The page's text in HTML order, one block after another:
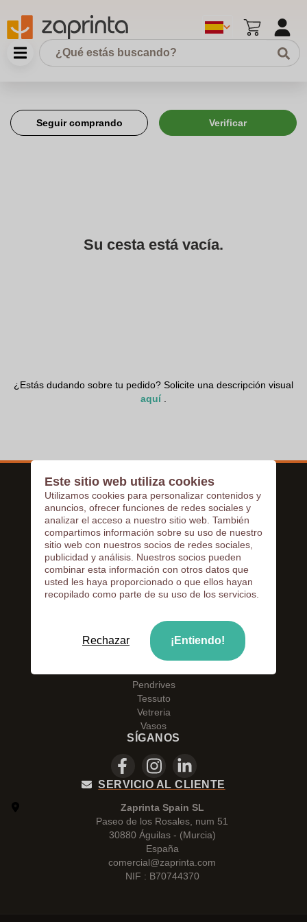
Seguir comprando Verificar
Su cesta está vacía.
¿Estás dudando sobre tu pedido? Solicite una descripción visual
aquí
SERVICIOS DE ZAPRINTA
INFORMACIÓN
Ofertas empleo
Quienes somos ?
Términos y condiciones de venta
Disclaimer & Copyright
Menciones legales
Galletas
CATEGORÍAS
Botellas
Pendrives
Tessuto
Vetreria
Vasos
SÍGANOS
SERVICIO AL CLIENTE
Zaprinta Spain SL
Paseo de los Rosales, num 51
30880 Águilas - (Murcia)
España
comercial@zaprinta.com
NIF : B70744370
Este sitio web utiliza cookies
Utilizamos cookies para personalizar contenidos y
anuncios, ofrecer funciones de redes sociales y
analizar el acceso a nuestro sitio web. También
compartimos información sobre su uso de nuestro
sitio web con nuestros socios de redes sociales,
publicidad y análisis. Nuestros socios pueden
combinar esta información con otros datos que
usted les haya proporcionado o que ellos hayan
recopilado como parte de su uso de los servicios.
Rechazar ¡Entiendo!